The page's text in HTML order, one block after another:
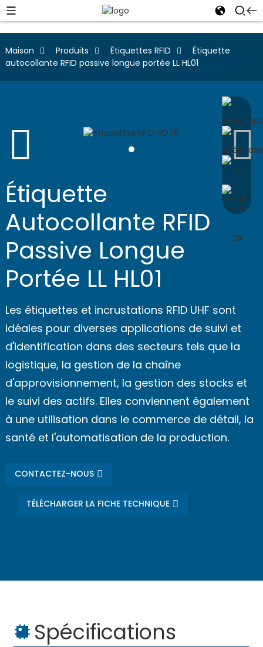
Maison Produits Étiquettes RFID
Étiquette
autocollante RFID passive longue portée LL HL01
Étiquette
Autocollante RFID
Passive Longue
Portée LL HL01
Les étiquettes et incrustations RFID UHF sont
idéales pour diverses applications de suivi et
d'identification dans des secteurs tels que la
logistique, la gestion de la chaîne
d'approvisionnement, la gestion des stocks et
le suivi des actifs. Elles conviennent également
à une utilisation dans le commerce de détail, la
santé et l'automatisation de la production.
CONTACTEZ-NOUS
TÉLÉCHARGER LA FICHE TECHNIQUE
Spécifications